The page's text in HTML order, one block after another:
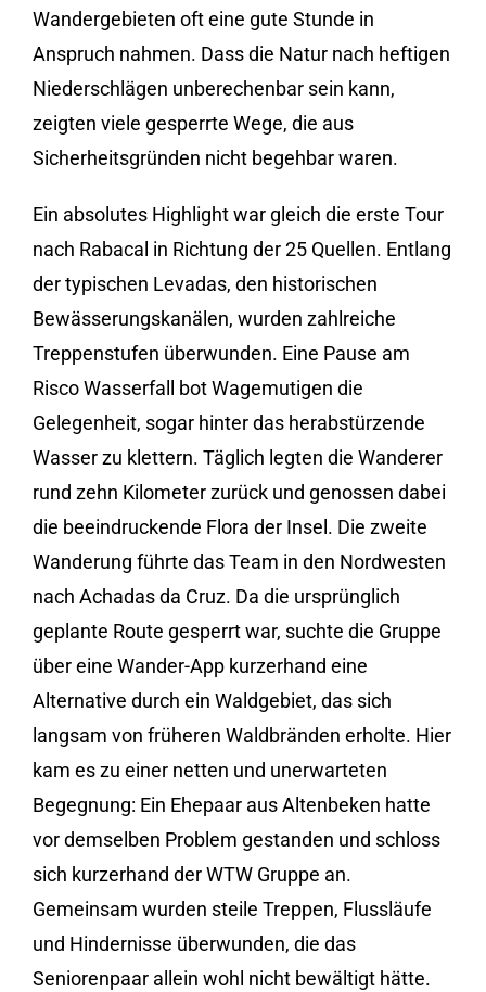
Wandergebieten oft eine gute Stunde in
Anspruch nahmen. Dass die Natur nach heftigen
Niederschlägen unberechenbar sein kann,
zeigten viele gesperrte Wege, die aus
Sicherheitsgründen nicht begehbar waren.
Ein absolutes Highlight war gleich die erste Tour
nach Rabacal in Richtung der 25 Quellen. Entlang
der typischen Levadas, den historischen
Bewässerungskanälen, wurden zahlreiche
Treppenstufen überwunden. Eine Pause am
Risco Wasserfall bot Wagemutigen die
Gelegenheit, sogar hinter das herabstürzende
Wasser zu klettern. Täglich legten die Wanderer
rund zehn Kilometer zurück und genossen dabei
die beeindruckende Flora der Insel. Die zweite
Wanderung führte das Team in den Nordwesten
nach Achadas da Cruz. Da die ursprünglich
geplante Route gesperrt war, suchte die Gruppe
über eine Wander-App kurzerhand eine
Alternative durch ein Waldgebiet, das sich
langsam von früheren Waldbränden erholte. Hier
kam es zu einer netten und unerwarteten
Begegnung: Ein Ehepaar aus Altenbeken hatte
vor demselben Problem gestanden und schloss
sich kurzerhand der WTW Gruppe an.
Gemeinsam wurden steile Treppen, Flussläufe
und Hindernisse überwunden, die das
Seniorenpaar allein wohl nicht bewältigt hätte.